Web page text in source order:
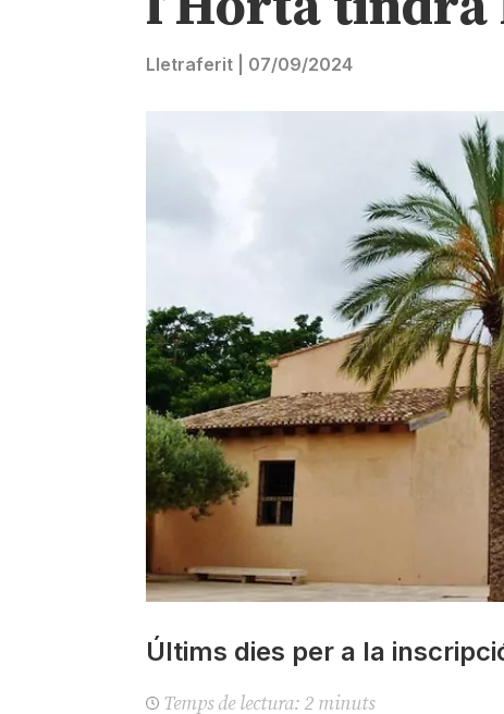
Lletraferit 07/09/2024
Últims dies per a la
Temps de lectura: 2 minuts